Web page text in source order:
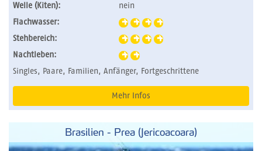
Welle (Kiten):
nein
Flachwasser:
Stehbereich:
Nachtleben:
Singles, Paare, Familien, Anfänger, Fortgeschrittene
Mehr Infos
Brasilien - Prea (Jericoacoara)